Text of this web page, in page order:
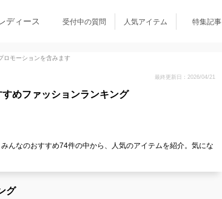
ディース 受付中の質問 人気アイテム 特集記事
ロモーションを含みます
最終更新日：2026/04/21
すめファッションランキング
んなのおすすめ74件の中から、人気のアイテムを紹介。気にな
グ